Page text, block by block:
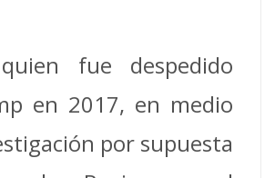
fue despedido
en 2017, en medio
por supuesta